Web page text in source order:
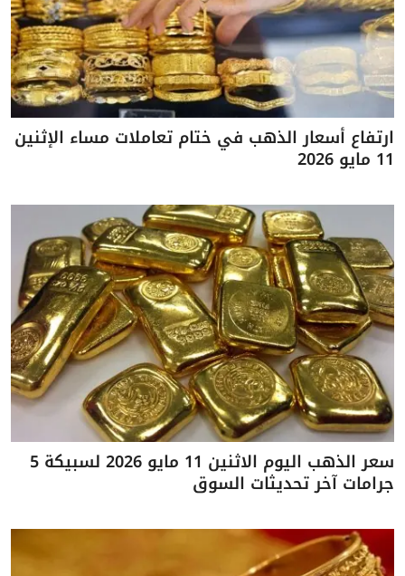
ارتفاع أسعار الذهب في ختام تعاملات مساء الإثنين
11 مايو 2026
سعر الذهب اليوم الاثنين 11 مايو 2026 لسبيكة 5
جرامات آخر تحديثات السوق